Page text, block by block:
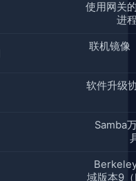
使用网关
进
联机镜像
软件升级
Samba
域版本9